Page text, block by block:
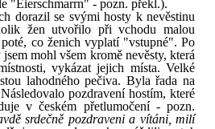
"Eierschmarrn" - pozn. překl.).
dorazil se svými hosty k nevěstinu
žen utvořilo při vchodu malou
co ženich vyplatí "vstupné". Po
mohl všem kromě nevěsty, která
vykázat jejich místa. Velké
lahodného pečiva. Byla řada na
pozdravení hostím, které
v českém přetlumočení - pozn.
srdečně pozdraveni a vítáni, milí